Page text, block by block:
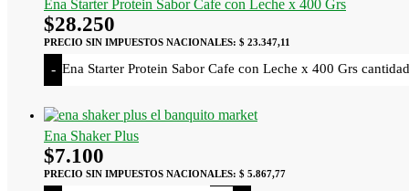
Ena Starter Protein Sabor Cafe con Leche x 400 Grs
$28.250
PRECIO SIN IMPUESTOS NACIONALES: $ 23.347,11
- Ena Starter Protein Sabor Cafe con Leche x 400 Grs cantidad
Ena Shaker Plus
$7.100
PRECIO SIN IMPUESTOS NACIONALES: $ 5.867,77